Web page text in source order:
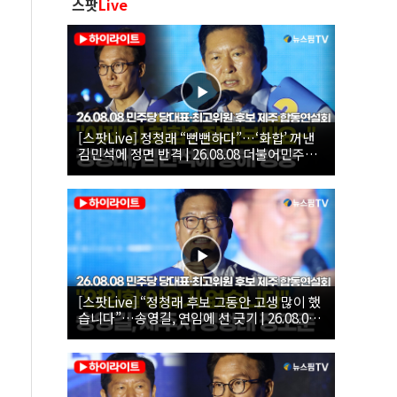
스팟Live
[스팟Live] 정청래 “뻔뻔하다”…‘화합’ 꺼낸
김민석에 정면 반격 | 26.08.08 더불어민주당
당대표·최고위원 후보 제주 합동연설회
[스팟Live] “정청래 후보 그동안 고생 많이 했
습니다”…송영길, 연임에 선 긋기 | 26.08.08
더불어민주당 당대표·최고위원 후보 제주 합
동연설회